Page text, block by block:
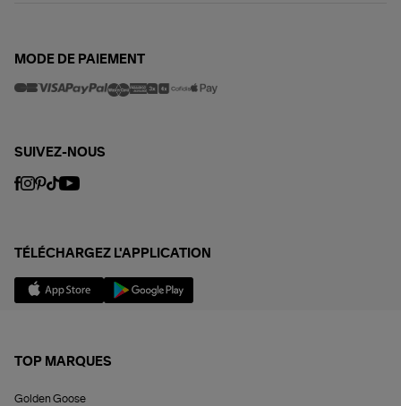
MODE DE PAIEMENT
SUIVEZ-NOUS
TÉLÉCHARGEZ L'APPLICATION
TOP MARQUES
Golden Goose